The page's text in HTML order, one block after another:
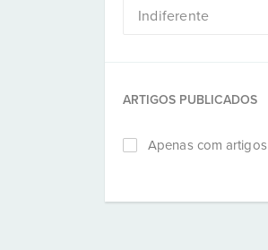
ARTIGOS PUBLICADOS
Apenas com artigos